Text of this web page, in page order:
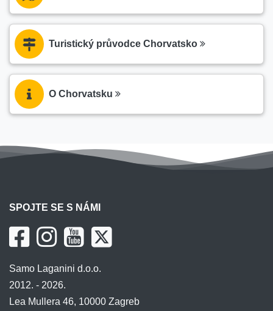
Turistický průvodce Chorvatsko
O Chorvatsku
SPOJTE SE S NÁMI
Samo Laganini d.o.o.
2012. - 2026.
Lea Mullera 46, 10000 Zagreb